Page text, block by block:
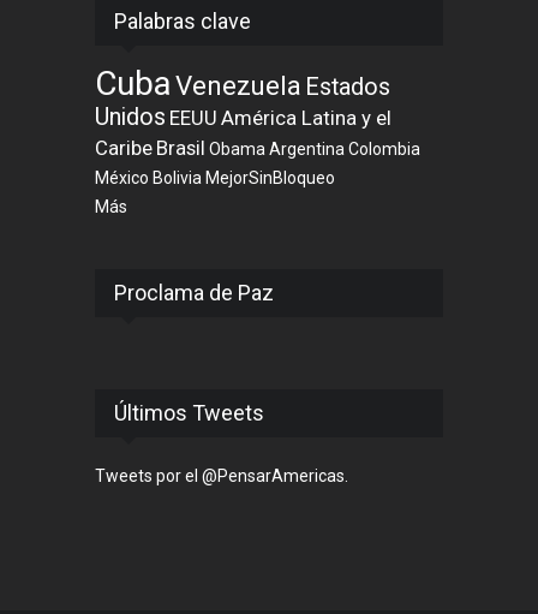
Palabras clave
CubaVenezuela Estados
Unidos EEUU América Latina y el
Caribe Brasil Obama Argentina Colombia
México Bolivia MejorSinBloqueo
Más
Proclama de Paz
Últimos Tweets
Tweets por el @PensarAmericas.